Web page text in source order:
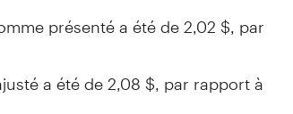
présenté a été de 2,02 $, par
a été de 2,08 $, par rapport à